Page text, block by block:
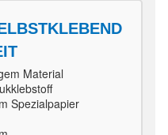
Material
Spezialpapier